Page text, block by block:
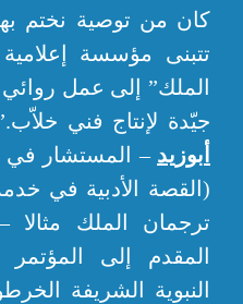
كان من توصية نختم
تتبنى مؤسسة
الملك” إلى عمل روائي
جيّدة لإنتاج فني
أبوزيد – المستشار في
(القصة الأدبية في
ترجمان الملك
المقدم إلى المؤتمر